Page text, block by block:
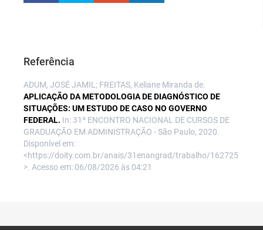
Referência
ADUM, JOSÉ JAMIL; FREITAS, Keliane Miranda de.
APLICAÇÃO DA METODOLOGIA DE DIAGNÓSTICO DE
SITUAÇÕES: UM ESTUDO DE CASO NO GOVERNO
FEDERAL. In: 31º ENCONTRO NACIONAL DE CURSOS DE
GRADUAÇÃO EM ADMINISTRAÇÃO - São Paulo, 2020.
Disponível em:
<https://doity.com.br/anais/31enangrad/trabalho/162725
>. Acesso em: 06/08/2026 às 04:21